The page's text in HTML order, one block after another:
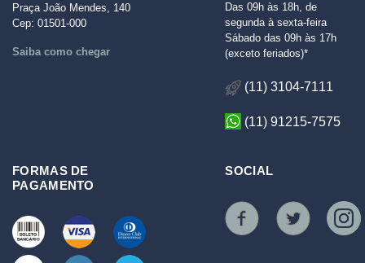
Praça João Mendes, 140
Cep: 01501-000
Saiba como chegar
Das 09h às 18h, de
segunda à sexta-feira
Sábado das 09h às 17h
(exceto feriados)*
(11) 3104-7111
(11) 91215-7575
FORMAS DE
PAGAMENTO
SOCIAL